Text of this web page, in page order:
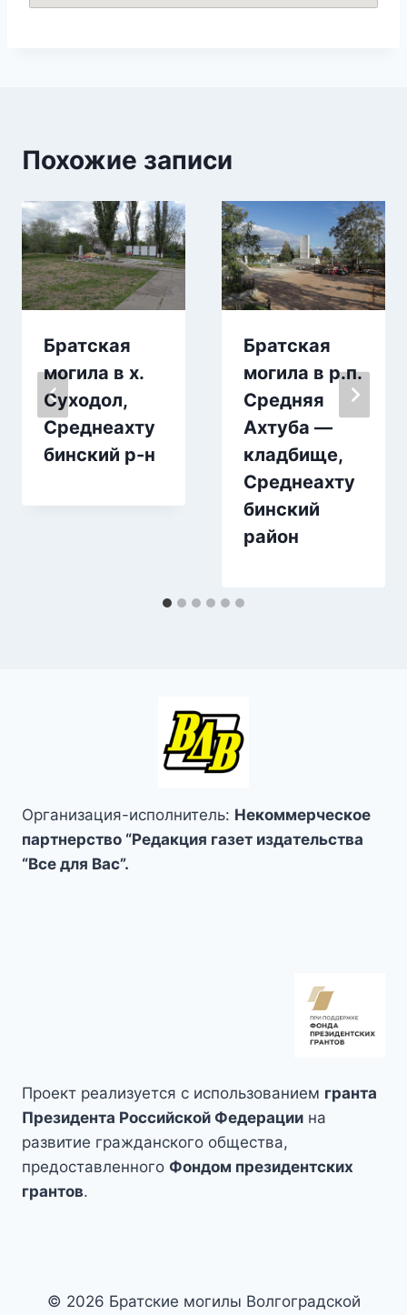
Похожие записи
Братская
могила в х.
Суходол,
Среднеахту
бинский р-н
Братская
могила в р.п.
Средняя
Ахтуба —
кладбище,
Среднеахту
бинский
район
Организация-исполнитель: Некоммерческое
партнерство “Редакция газет издательства
“Все для Вас”.
Проект реализуется с использованием гранта
Президента Российской Федерации на
развитие гражданского общества,
предоставленного Фондом президентских
грантов.
© 2026 Братские могилы Волгоградской